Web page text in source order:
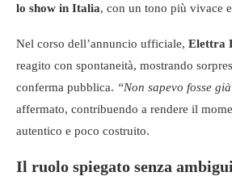
lo show in Italia, con un tono più vivace
Nel corso dell’annuncio ufficiale, Elettra
reagito con spontaneità, mostrando
conferma pubblica. “Non sapevo fosse
affermato, contribuendo a rendere il
autentico e poco costruito.
Il ruolo spiegato senza